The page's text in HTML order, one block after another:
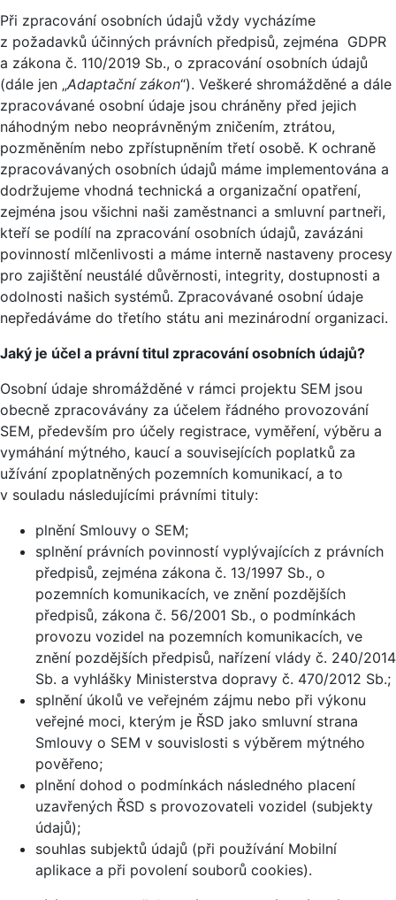
Při zpracování osobních údajů vždy vycházíme
z požadavků účinných právních předpisů, zejména GDPR
a zákona č. 110/2019 Sb., o zpracování osobních údajů
(dále jen „Adaptační zákon“). Veškeré shromážděné a dále
zpracovávané osobní údaje jsou chráněny před jejich
náhodným nebo neoprávněným zničením, ztrátou,
pozměněním nebo zpřístupněním třetí osobě. K ochraně
zpracovávaných osobních údajů máme implementována a
dodržujeme vhodná technická a organizační opatření,
zejména jsou všichni naši zaměstnanci a smluvní partneři,
kteří se podílí na zpracování osobních údajů, zavázáni
povinností mlčenlivosti a máme interně nastaveny procesy
pro zajištění neustálé důvěrnosti, integrity, dostupnosti a
odolnosti našich systémů. Zpracovávané osobní údaje
nepředáváme do třetího státu ani mezinárodní organizaci.
Jaký je účel a právní titul zpracování osobních údajů?
Osobní údaje shromážděné v rámci projektu SEM jsou
obecně zpracovávány za účelem řádného provozování
SEM, především pro účely registrace, vyměření, výběru a
vymáhání mýtného, kaucí a souvisejících poplatků za
užívání zpoplatněných pozemních komunikací, a to
v souladu následujícími právními tituly:
plnění Smlouvy o SEM;
splnění právních povinností vyplývajících z právních
předpisů, zejména zákona č. 13/1997 Sb., o
pozemních komunikacích, ve znění pozdějších
předpisů, zákona č. 56/2001 Sb., o podmínkách
provozu vozidel na pozemních komunikacích, ve
znění pozdějších předpisů, nařízení vlády č. 240/2014
Sb. a vyhlášky Ministerstva dopravy č. 470/2012 Sb.;
splnění úkolů ve veřejném zájmu nebo při výkonu
veřejné moci, kterým je ŘSD jako smluvní strana
Smlouvy o SEM v souvislosti s výběrem mýtného
pověřeno;
plnění dohod o podmínkách následného placení
uzavřených ŘSD s provozovateli vozidel (subjekty
údajů);
souhlas subjektů údajů (při používání Mobilní
aplikace a při povolení souborů cookies).